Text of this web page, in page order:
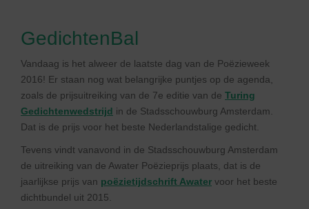
GedichtenBal
Vandaag is het alweer de laatste dag van de Poëzieweek
2016! Er staan nog wat belangrijke puntjes op de agenda,
zoals de prijsuitreiking van de 7e editie van de Turing
Gedichtenwedstrijd in de Stadsschouwburg Amsterdam.
Dat is de prijs voor het beste Nederlandstalige gedicht.
Tevens vindt vanavond in de Stadsschouwburg Amsterdam
de uitreiking van de Awater Poëzieprijs plaats, dat is de
jaarlijkse prijs van poëzietijdschrift Awater voor het beste
dichtbundel uit 2015.